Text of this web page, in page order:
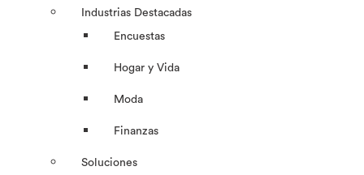
Industrias Destacadas
Encuestas
Hogar y Vida
Moda
Finanzas
Soluciones